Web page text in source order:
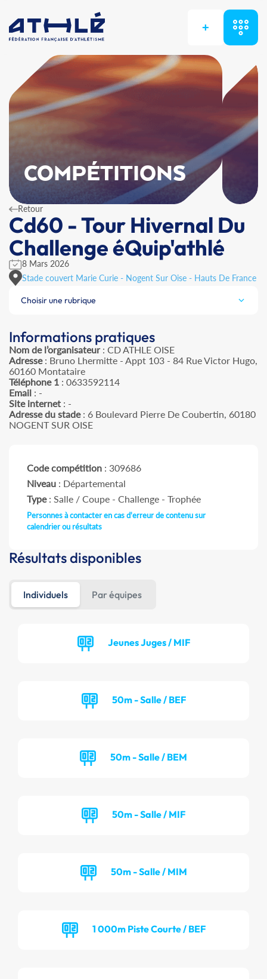
+
COMPÉTITIONS
Retour
Cd60 - Tour Hivernal Du
Challenge éQuip'athlé
8 Mars 2026
Stade couvert Marie Curie - Nogent Sur Oise - Hauts De France
Choisir une rubrique
Informations pratiques
Nom de l’organisateur: CD ATHLE OISE
Adresse: Bruno Lhermitte - Appt 103 - 84 Rue Victor Hugo,
60160 Montataire
Téléphone 1 : 0633592114
Email : -
Site internet : -
Adresse du stade: 6 Boulevard Pierre De Coubertin, 60180
NOGENT SUR OISE
Code compétition : 309686
Niveau : Départemental
Type: Salle / Coupe - Challenge - Trophée
Personnes à contacter en cas d'erreur de contenu sur
calendrier ou résultats
Résultats disponibles
Individuels Par équipes
Jeunes Juges / MIF
50m - Salle / BEF
50m - Salle / BEM
50m - Salle / MIF
50m - Salle / MIM
1 000m Piste Courte / BEF